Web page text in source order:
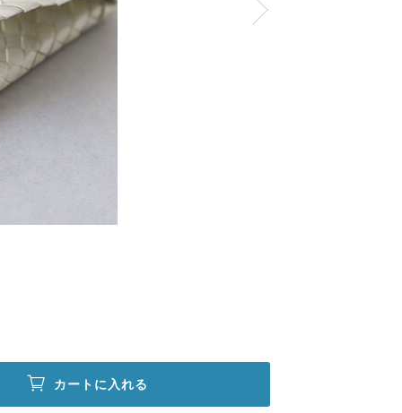
カートに入れる